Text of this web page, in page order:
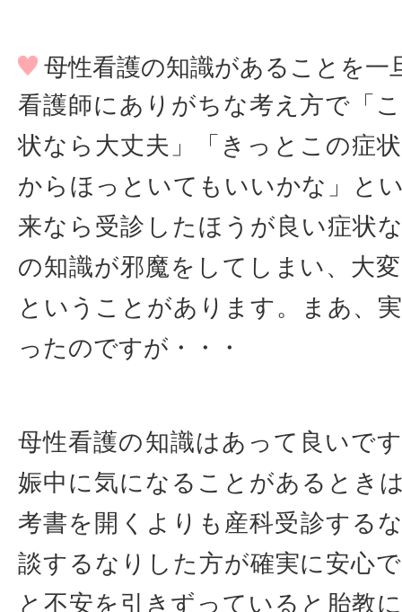
母性看護の知識があることを一
看護師にありがちな考え方で「
状なら大丈夫」「きっとこの症
からほっといてもいいかな」と
来なら受診したほうが良い症状
の知識が邪魔をしてしまい、大
ということがあります。まあ、
ったのですが・・・
母性看護の知識はあって良いで
娠中に気になることがあるとき
考書を開くよりも産科受診する
談するなりした方が確実に安心
と不安を引きずっていると胎教